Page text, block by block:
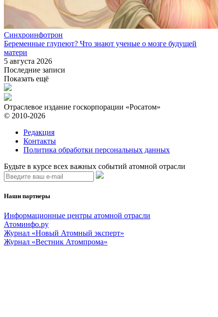
Синхроинфотрон
Беременные глупеют? Что знают ученые о мозге будущей
матери
5 августа 2026
Последние записи
Показать ещё
Отраслевое издание госкорпорации «Росатом»
© 2010-2026
Редакция
Контакты
Политика обработки персональных данных
Будьте в курсе всех важных событий атомной отрасли
Наши партнеры
Информационные центры атомной отрасли
Атоминфо.ру
Журнал «Новый Атомный эксперт»
Журнал «Вестник Атомпрома»